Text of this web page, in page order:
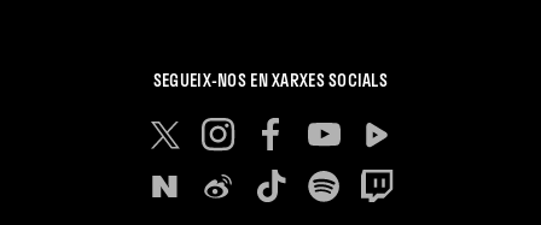
SEGUEIX-NOS EN XARXES SOCIALS